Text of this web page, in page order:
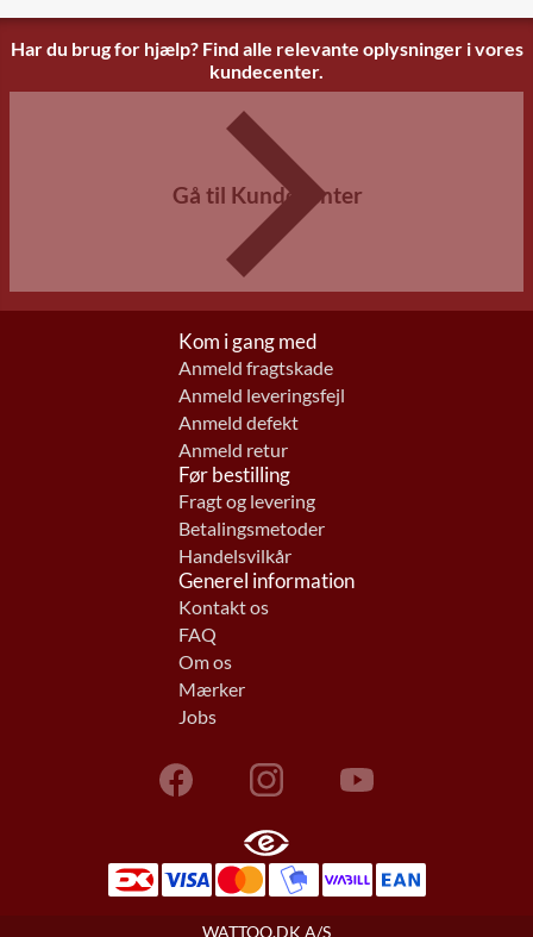
Har du brug for hjælp? Find alle relevante oplysninger i vores
kundecenter.
Gå til Kundecenter
Kom i gang med
Anmeld fragtskade
Anmeld leveringsfejl
Anmeld defekt
Anmeld retur
Før bestilling
Fragt og levering
Betalingsmetoder
Handelsvilkår
Generel information
Kontakt os
FAQ
Om os
Mærker
Jobs
WATTOO.DK A/S